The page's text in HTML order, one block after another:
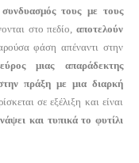
τους με τους
στο πεδίο,αποτελούν
φάση απέναντι στην
μιας απαράδεκτης
πράξη με μια διαρκή
σε εξέλιξη και είναι
και τυπικά το φυτίλι